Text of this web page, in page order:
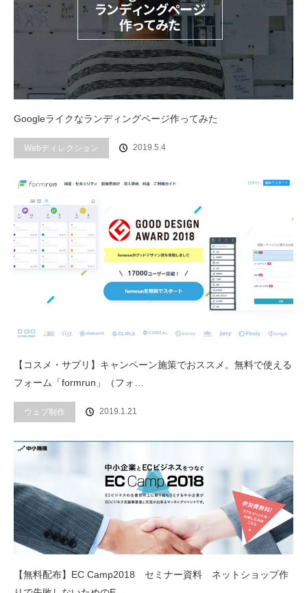
Googleライクなランディングページ作ってみた
Webディレクション 2019.5.4
【コスメ・サプリ】キャンペーン施策でおススメ。無料で使える
フォーム「formrun」（フォ…
ウェブ制作 2019.1.21
【無料配布】EC Camp2018 セミナー資料 ネットショップ作